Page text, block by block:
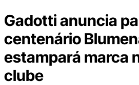
Gadotti anuncia
centenário
estampará marca
clube